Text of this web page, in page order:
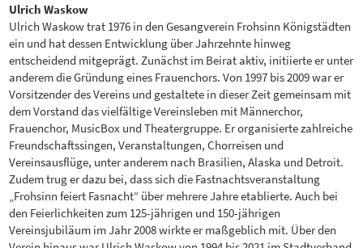
Ulrich Waskow
Ulrich Waskow trat 1976 in den Gesangverein Frohsinn Königstädten
ein und hat dessen Entwicklung über Jahrzehnte hinweg
entscheidend mitgeprägt. Zunächst im Beirat aktiv, initiierte er unter
anderem die Gründung eines Frauenchors. Von 1997 bis 2009 war er
Vorsitzender des Vereins und gestaltete in dieser Zeit gemeinsam mit
dem Vorstand das vielfältige Vereinsleben mit Männerchor,
Frauenchor, MusicBox und Theatergruppe. Er organisierte zahlreiche
Freundschaftssingen, Veranstaltungen, Chorreisen und
Vereinsausflüge, unter anderem nach Brasilien, Alaska und Detroit.
Zudem trug er dazu bei, dass sich die Fastnachtsveranstaltung
„Frohsinn feiert Fasnacht“ über mehrere Jahre etablierte. Auch bei
den Feierlichkeiten zum 125-jährigen und 150-jährigen
Vereinsjubiläum im Jahr 2008 wirkte er maßgeblich mit. Über den